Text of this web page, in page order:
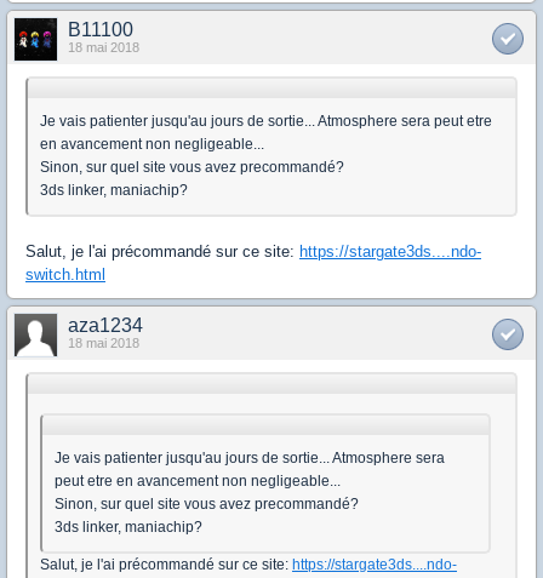
B11100
18 mai 2018
Je vais patienter jusqu'au jours de sortie... Atmosphere sera peut etre
en avancement non negligeable...
Sinon, sur quel site vous avez precommandé?
3ds linker, maniachip?
Salut, je l'ai précommandé sur ce site: https://stargate3ds....ndo-
switch.html
aza1234
18 mai 2018
Je vais patienter jusqu'au jours de sortie... Atmosphere sera
peut etre en avancement non negligeable...
Sinon, sur quel site vous avez precommandé?
3ds linker, maniachip?
Salut, je l'ai précommandé sur ce site: https://stargate3ds....ndo-